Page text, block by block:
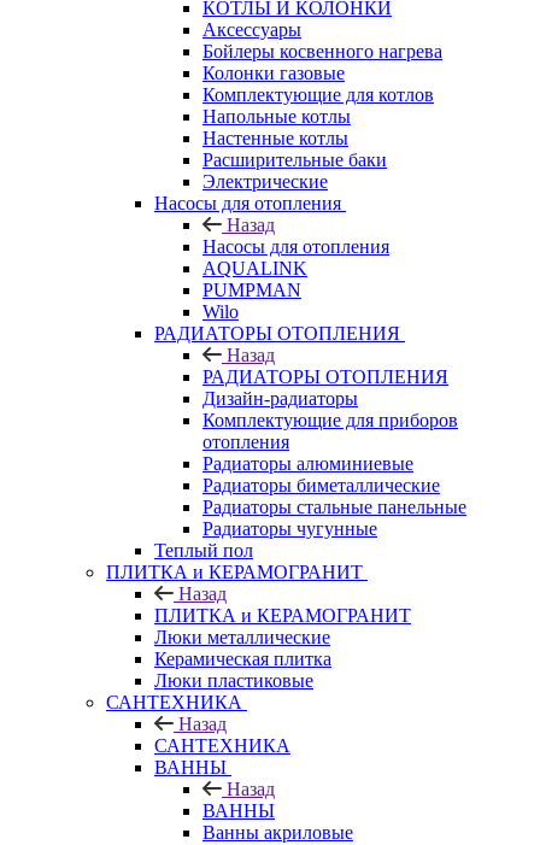
КОТЛЫ И КОЛОНКИ
Аксессуары
Бойлеры косвенного нагрева
Колонки газовые
Комплектующие для котлов
Напольные котлы
Настенные котлы
Расширительные баки
Электрические
Насосы для отопления
Назад
Насосы для отопления
AQUALINK
PUMPMAN
Wilo
РАДИАТОРЫ ОТОПЛЕНИЯ
Назад
РАДИАТОРЫ ОТОПЛЕНИЯ
Дизайн-радиаторы
Комплектующие для приборов
отопления
Радиаторы алюминиевые
Радиаторы биметаллические
Радиаторы стальные панельные
Радиаторы чугунные
Теплый пол
ПЛИТКА и КЕРАМОГРАНИТ
Назад
ПЛИТКА и КЕРАМОГРАНИТ
Люки металлические
Керамическая плитка
Люки пластиковые
САНТЕХНИКА
Назад
САНТЕХНИКА
ВАННЫ
Назад
ВАННЫ
Ванны акриловые